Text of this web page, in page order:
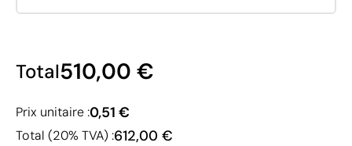
Total510,00 €
Prix unitaire :0,51 €
Total (20% TVA) :612,00 €